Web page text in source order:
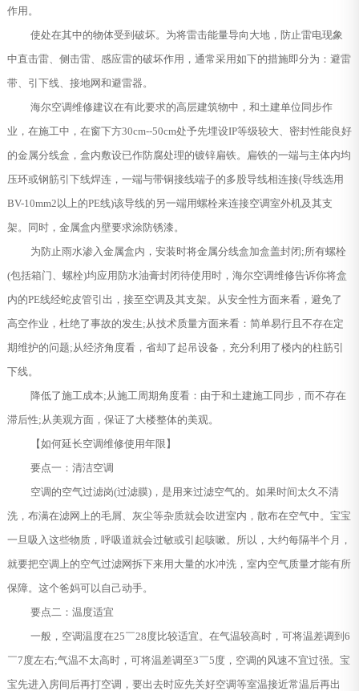
作用。
使处在其中的物体受到破坏。为将雷击能量导向大地，防止雷电现象
中直击雷、侧击雷、感应雷的破坏作用，通常采用如下的措施即分为：避雷
带、引下线、接地网和避雷器。
海尔空调维修建议在有此要求的高层建筑物中，和土建单位同步作
业，在施工中，在窗下方30cm--50cm处予先埋设IP等级较大、密封性能良好
的金属分线盒，盒内敷设已作防腐处理的镀锌扁铁。扁铁的一端与主体内均
压环或钢筋引下线焊连，一端与带铜接线端子的多股导线相连接(导线选用
BV-10mm2以上的PE线)该导线的另一端用螺栓来连接空调室外机及其支
架。同时，金属盒内壁要求涂防锈漆。
为防止雨水渗入金属盒内，安装时将金属分线盒加盒盖封闭;所有螺栓
(包括箱门、螺栓)均应用防水油膏封闭待使用时，海尔空调维修告诉你将盒
内的PE线经蛇皮管引出，接至空调及其支架。从安全性方面来看，避免了
高空作业，杜绝了事故的发生;从技术质量方面来看：简单易行且不存在定
期维护的问题;从经济角度看，省却了起吊设备，充分利用了楼内的柱筋引
下线。
降低了施工成本;从施工周期角度看：由于和土建施工同步，而不存在
滞后性;从美观方面，保证了大楼整体的美观。
【如何延长空调维修使用年限】
要点一：清洁空调
空调的空气过滤岗(过滤膜)，是用来过滤空气的。如果时间太久不清
洗，布满在滤网上的毛屑、灰尘等杂质就会吹进室内，散布在空气中。宝宝
一旦吸入这些物质，呼吸道就会过敏或引起咳嗽。所以，大约每隔半个月，
就要把空调上的空气过滤网拆下来用大量的水冲洗，室内空气质量才能有所
保障。这个爸妈可以自己动手。
要点二：温度适宜
一般，空调温度在25￣28度比较适宜。在气温较高时，可将温差调到6
￣7度左右;气温不太高时，可将温差调至3￣5度，空调的风速不宜过强。宝
宝先进入房间后再打空调，要出去时应先关好空调等室温接近常温后再出